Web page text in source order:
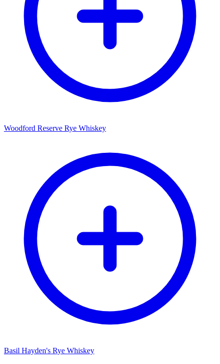
Woodford Reserve Rye Whiskey
Basil Hayden's Rye Whiskey